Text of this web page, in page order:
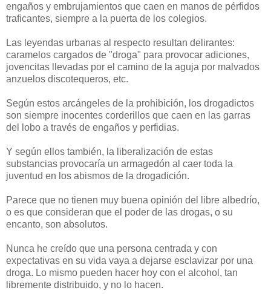
engaños y embrujamientos que caen en manos de pérfidos
traficantes, siempre a la puerta de los colegios.
Las leyendas urbanas al respecto resultan delirantes:
caramelos cargados de "droga" para provocar adiciones,
jovencitas llevadas por el camino de la aguja por malvados
anzuelos discotequeros, etc.
Según estos arcángeles de la prohibición, los drogadictos
son siempre inocentes corderillos que caen en las garras
del lobo a través de engaños y perfidias.
Y según ellos también, la liberalización de estas
substancias provocaría un armagedón al caer toda la
juventud en los abismos de la drogadición.
Parece que no tienen muy buena opinión del libre albedrío,
o es que consideran que el poder de las drogas, o su
encanto, son absolutos.
Nunca he creído que una persona centrada y con
expectativas en su vida vaya a dejarse esclavizar por una
droga. Lo mismo pueden hacer hoy con el alcohol, tan
libremente distribuido, y no lo hacen.